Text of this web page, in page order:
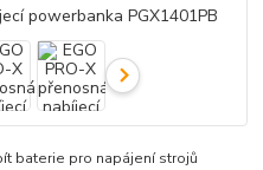
baterie pro napájení strojů